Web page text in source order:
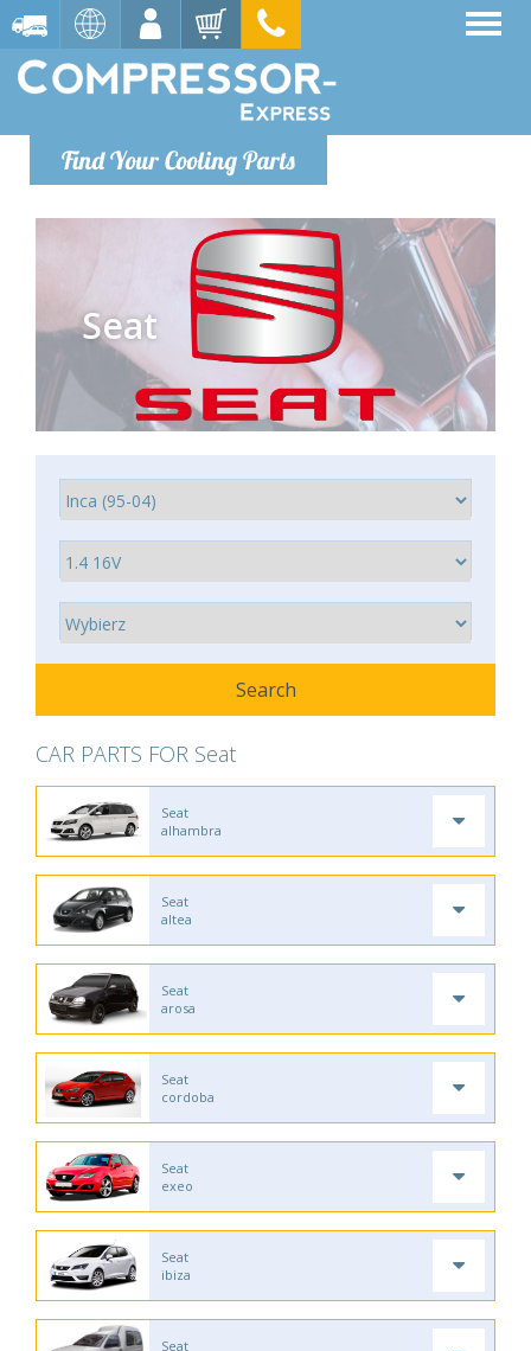
Find Your Cooling Parts
Seat
CAR PARTS FOR Seat
Seat
alhambra
Seat
altea
Seat
arosa
Seat
cordoba
Seat
exeo
Seat
ibiza
Seat